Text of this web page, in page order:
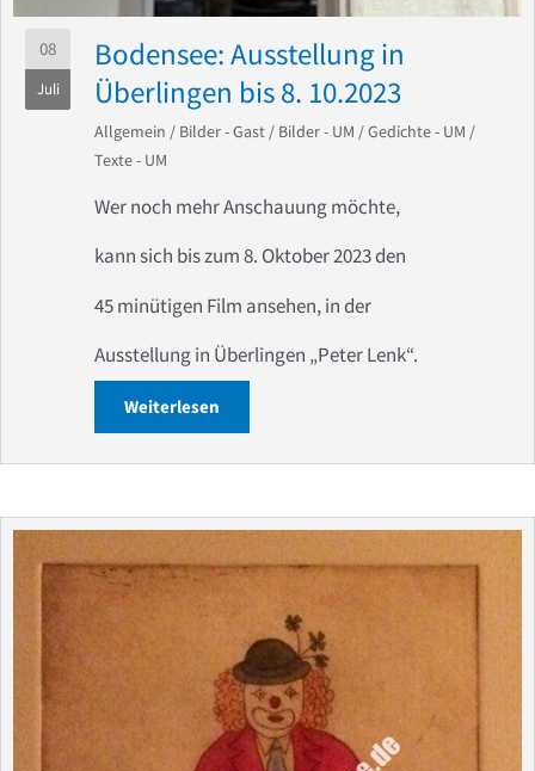
08
Juli
Bodensee: Ausstellung in
Überlingen bis 8. 10.2023
Allgemein / Bilder - Gast / Bilder - UM /Gedichte - UM /
Texte - UM
Wer noch mehr Anschauung möchte,
kann sich bis zum 8. Oktober 2023 den
45 minütigen Film ansehen, in der
Ausstellung in Überlingen „Peter Lenk“.
Weiterlesen